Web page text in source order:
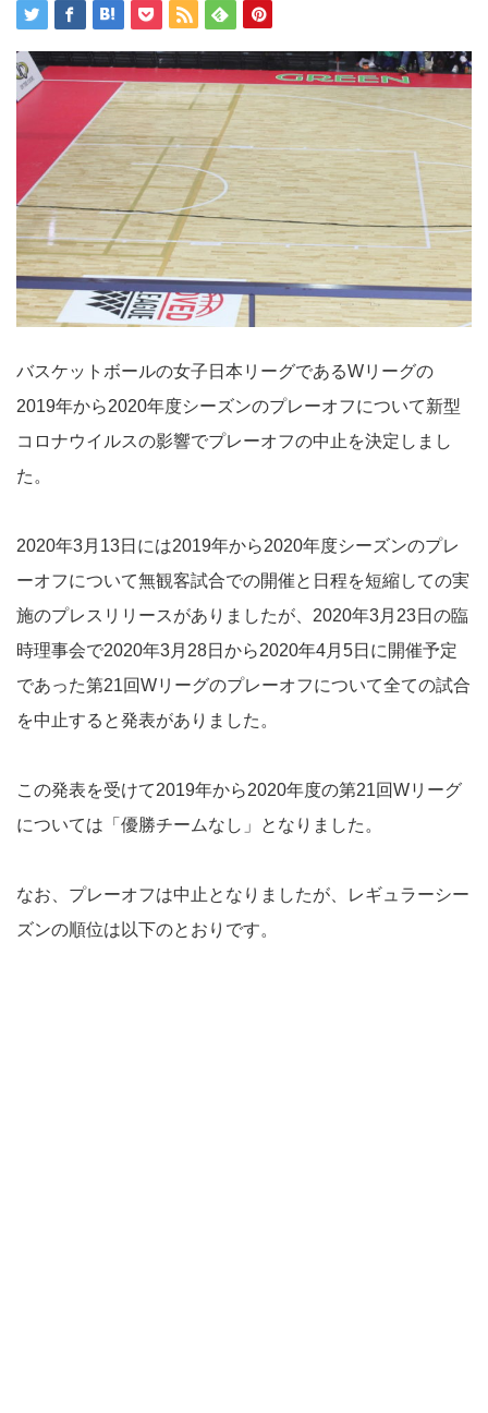
バスケットボールの女子日本リーグであるWリーグの
2019年から2020年度シーズンのプレーオフについて新型
コロナウイルスの影響でプレーオフの中止を決定しまし
た。
2020年3月13日には2019年から2020年度シーズンのプレ
ーオフについて無観客試合での開催と日程を短縮しての実
施のプレスリリースがありましたが、2020年3月23日の臨
時理事会で2020年3月28日から2020年4月5日に開催予定
であった第21回Wリーグのプレーオフについて全ての試合
を中止すると発表がありました。
この発表を受けて2019年から2020年度の第21回Wリーグ
については「優勝チームなし」となりました。
なお、プレーオフは中止となりましたが、レギュラーシー
ズンの順位は以下のとおりです。